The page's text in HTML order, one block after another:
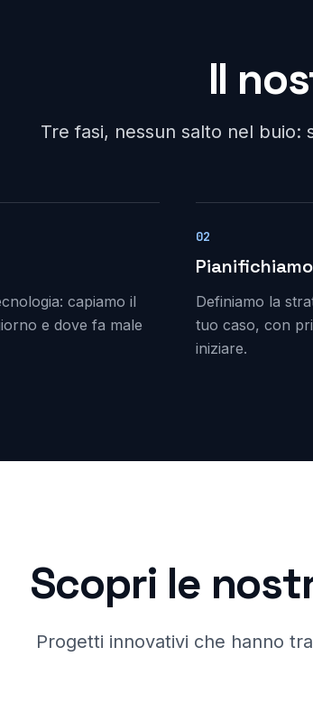
Il
Tre fasi, nessun salto nel buio:
capiamo il
e dove fa male
02
Pianifichiamo
Definiamo la
tuo caso, con
iniziare.
Scopri le
Progetti innovativi che hanno